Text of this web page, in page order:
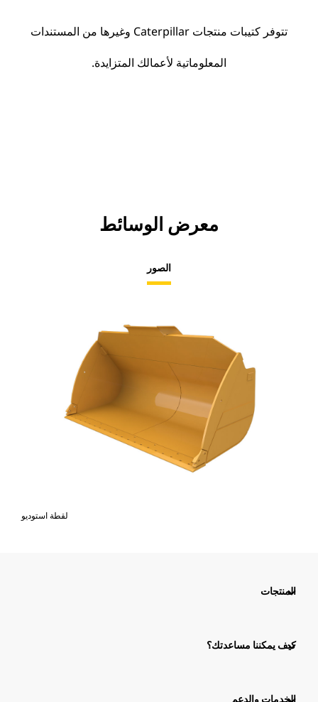
تتوفر كتيبات منتجات Caterpillar وغيرها من المستندات
المعلوماتية لأعمالك المتزايدة.
معرض الوسائط
الصور
لقطة استوديو
المنتجات
كيف يمكننا مساعدتك؟
الخدمات والدعم